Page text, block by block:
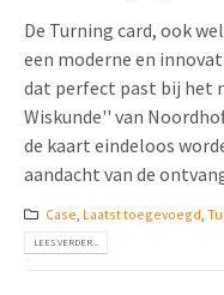
De Turning card, ook
een moderne en
dat perfect past bij het
Wiskunde'' van
de kaart eindeloos
aandacht van de
Case, Laatst toegevoegd,
LEES VERDER...